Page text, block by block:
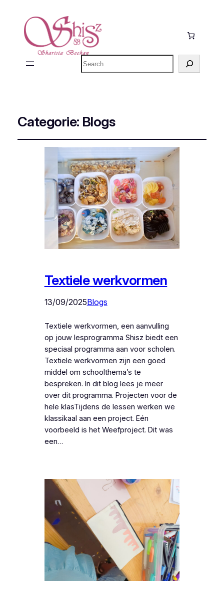
Zoeken
Categorie: Blogs
Textiele werkvormen
13/09/2025Blogs
Textiele werkvormen, een aanvulling
op jouw lesprogramma Shisz biedt een
speciaal programma aan voor scholen.
Textiele werkvormen zijn een goed
middel om schoolthema’s te
bespreken. In dit blog lees je meer
over dit programma. Projecten voor de
hele klasTijdens de lessen werken we
klassikaal aan een project. Eén
voorbeeld is het Weefproject. Dit was
een…